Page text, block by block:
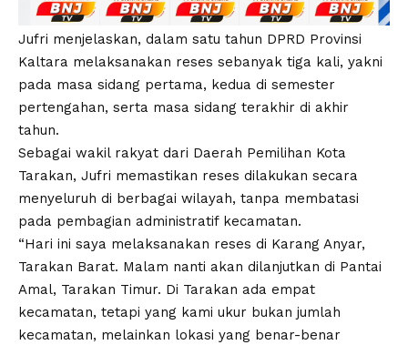
Jufri menjelaskan, dalam satu tahun DPRD Provinsi
Kaltara melaksanakan reses sebanyak tiga kali, yakni
pada masa sidang pertama, kedua di semester
pertengahan, serta masa sidang terakhir di akhir
tahun.
Sebagai wakil rakyat dari Daerah Pemilihan Kota
Tarakan, Jufri memastikan reses dilakukan secara
menyeluruh di berbagai wilayah, tanpa membatasi
pada pembagian administratif kecamatan.
“Hari ini saya melaksanakan reses di Karang Anyar,
Tarakan Barat. Malam nanti akan dilanjutkan di Pantai
Amal, Tarakan Timur. Di Tarakan ada empat
kecamatan, tetapi yang kami ukur bukan jumlah
kecamatan, melainkan lokasi yang benar-benar